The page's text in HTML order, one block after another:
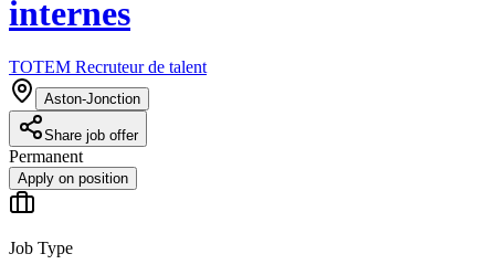
internes
TOTEM Recruteur de talent
Aston-Jonction
Share job offer
Permanent
Apply on position
Job Type